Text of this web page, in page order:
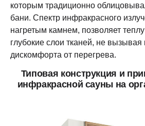
которым традиционно
бани. Спектр инфракрасного
нагретым камнем, позволяет
глубокие слои тканей, не вызывая
дискомфорта от перегрева.
Типовая конструкция и
инфракрасной сауны на